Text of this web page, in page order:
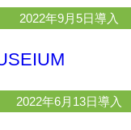
2022年9月5日導入
2022年6月13日導入